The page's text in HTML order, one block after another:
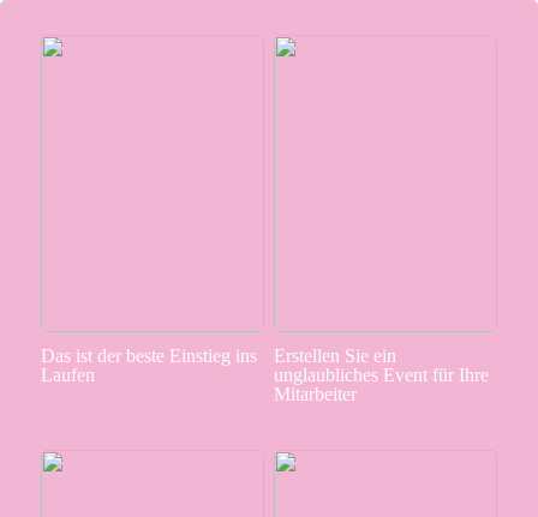
Das ist der beste Einstieg ins
Laufen
Erstellen Sie ein
unglaubliches Event für Ihre
Mitarbeiter